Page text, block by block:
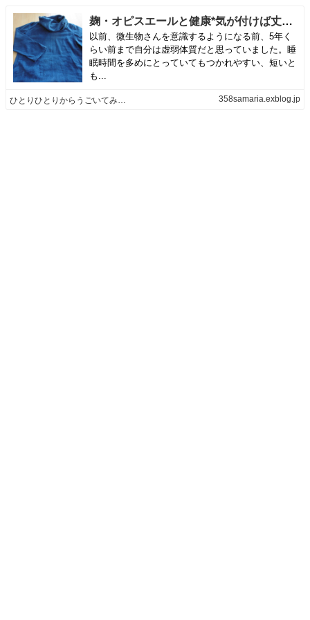
麹・オピスエールと健康*気が付けば丈夫になってきた（1） | ひとりひとりからうごいてみよう
以前、微生物さんを意識するようになる前、5年く
らい前まで自分は虚弱体質だと思っていました。睡
眠時間を多めにとっていてもつかれやすい、短いと
も...
ひとりひとりからうごいてみよう 358samaria.exblog.jp